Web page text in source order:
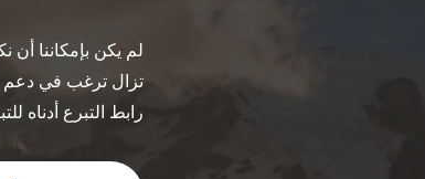
لم يكن بإمكاننا أن
تزال ترغب في دعم
رابط التبرع أدناه